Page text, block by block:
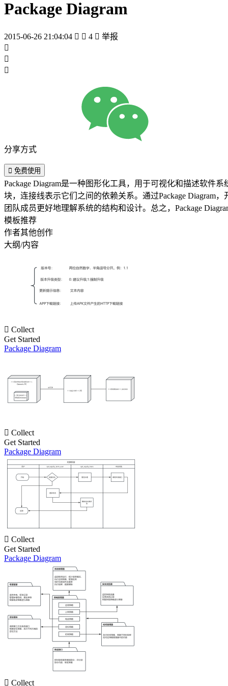
Package Diagram
2015-06-26 21:04:04   4  举报



分享方式
 免费使用
Package Diagram是一种图形化工具，用于可视化和描述软件
块，连接线表示它们之间的依赖关系。通过Package Diagram
团队成员更好地理解系统的结构和设计。总之，Package
模板推荐
作者其他创作
大纲/内容
 Collect
Get Started
Package Diagram
 Collect
Get Started
Package Diagram
 Collect
Get Started
Package Diagram
 Collect